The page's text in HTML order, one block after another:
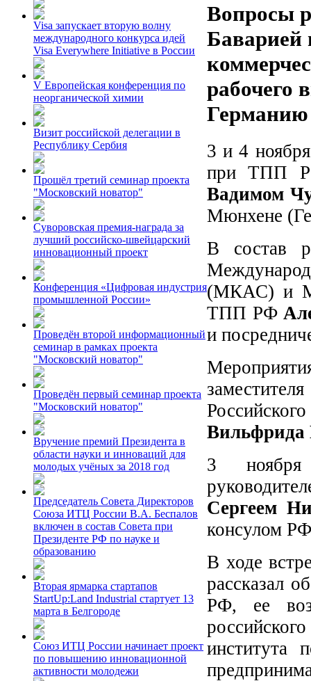
Visa запускает вторую волну
международного конкурса идей
Visa Everywhere Initiative в России
V Европейская конференция по
неорганической химии
Визит российской делегации в
Республику Сербия
Прошёл третий семинар проекта
"Московский новатор"
Суворовская премия-награда за
лучший российско-швейцарский
инновационный проект
Конференция «Цифровая индустрия
промышленной России»
Проведён второй информационный
семинар в рамках проекта
"Московский новатор"
Проведён первый семинар проекта
"Московский новатор"
Вручение премий Президента в
области науки и инноваций для
молодых учёных за 2018 год
Председатель Совета Директоров
Союза ИТЦ России В.А. Беспалов
включен в состав Совета при
Президенте РФ по науке и
образованию
Вторая ярмарка стартапов
StartUp:Land Industrial стартует 13
марта в Белгороде
Союз ИТЦ России начинает проект
по повышению инновационной
активности молодежи
Вопросы
Баварией
рабочего
Германию
3 и 4
при ТПП
Вадимом
Мюнхене
В состав
(МКАС) и
ТПП РФ
и
Вильфрида
3 ноября
Сергеем
консулом
В ходе
рассказал
РФ, ее
института